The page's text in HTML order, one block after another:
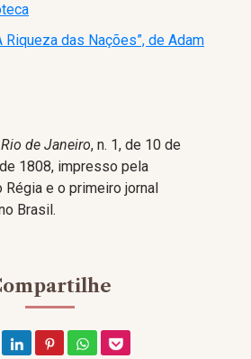
Riqueza das Nações”, de Adam
de Janeiro, n. 1, de 10 de
1808, impresso pela
Régia e o primeiro jornal
Brasil.